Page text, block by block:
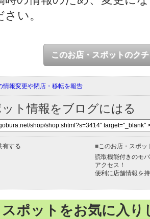
い。
このお店・スポットのク
情報変更や閉店・移転を報告
ト情報をブログにはる
有する ■このお店・スポッ
読取機能付きのモ
アクセス！
便利に店舗情報を
ポットをお気に入